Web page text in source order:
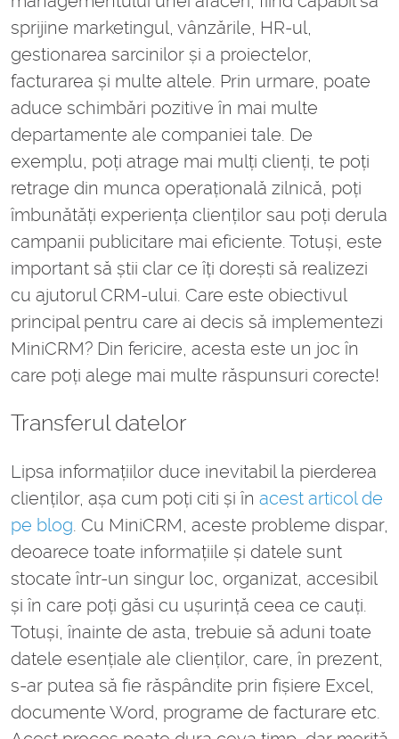
sprijine marketingul, vânzările, HR-ul,
gestionarea sarcinilor și a proiectelor,
facturarea și multe altele. Prin urmare, poate
aduce schimbări pozitive în mai multe
departamente ale companiei tale. De
exemplu, poți atrage mai mulți clienți, te poți
retrage din munca operațională zilnică, poți
îmbunătăți experiența clienților sau poți derula
campanii publicitare mai eficiente. Totuși, este
important să știi clar ce îți dorești să realizezi
cu ajutorul CRM-ului. Care este obiectivul
principal pentru care ai decis să implementezi
MiniCRM? Din fericire, acesta este un joc în
care poți alege mai multe răspunsuri corecte!
Transferul datelor
Lipsa informațiilor duce inevitabil la pierderea
clienților, așa cum poți citi și în acest articol de
pe blog. Cu MiniCRM, aceste probleme dispar,
deoarece toate informațiile și datele sunt
stocate într-un singur loc, organizat, accesibil
și în care poți găsi cu ușurință ceea ce cauți.
Totuși, înainte de asta, trebuie să aduni toate
datele esențiale ale clienților, care, în prezent,
s-ar putea să fie răspândite prin fișiere Excel,
documente Word, programe de facturare etc.